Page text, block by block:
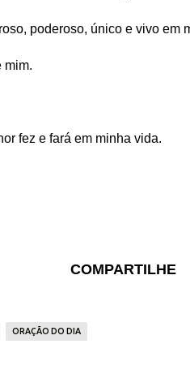
poderoso, único e vivo em
mim.
fez e fará em minha vida.
COMPARTILHE
ORAÇÃO DO DIA